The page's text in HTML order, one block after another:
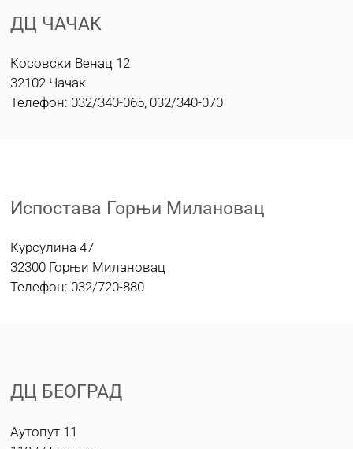
ДЦ ЧАЧАК
Косовски Венац 12
32102 Чачак
Телефон: 032/340-065, 032/340-070
Испостава Горњи Милановац
Курсулина 47
32300 Горњи Милановац
Телефон: 032/720-880
ДЦ БЕОГРАД
Аутопут 11